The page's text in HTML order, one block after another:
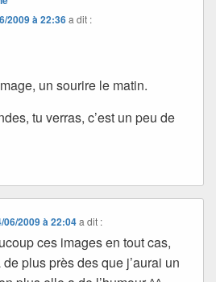
2009 à 22:36a dit :
un sourire le matin.
tu verras, c’est un peu de
06/2009 à 22:04 a dit :
ces images en tout cas,
de plus près des que j’aurai un